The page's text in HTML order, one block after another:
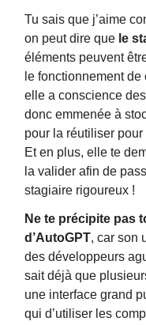
Tu sais que j’aime
on peut dire que le
éléments peuvent
le fonctionnement de
elle a conscience
donc emmenée à
pour la réutiliser
Et en plus, elle te
la valider afin de
stagiaire rigoureux !
Ne te précipite pas
d’AutoGPT, car son
des développeurs
sait déjà que
une interface grand
qui d’utiliser les